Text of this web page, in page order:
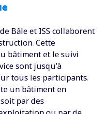
Bâle et ISS collaborent
Cette
bâtiment et le suivi
sont jusqu'à
tous les participants.
un bâtiment en
par des